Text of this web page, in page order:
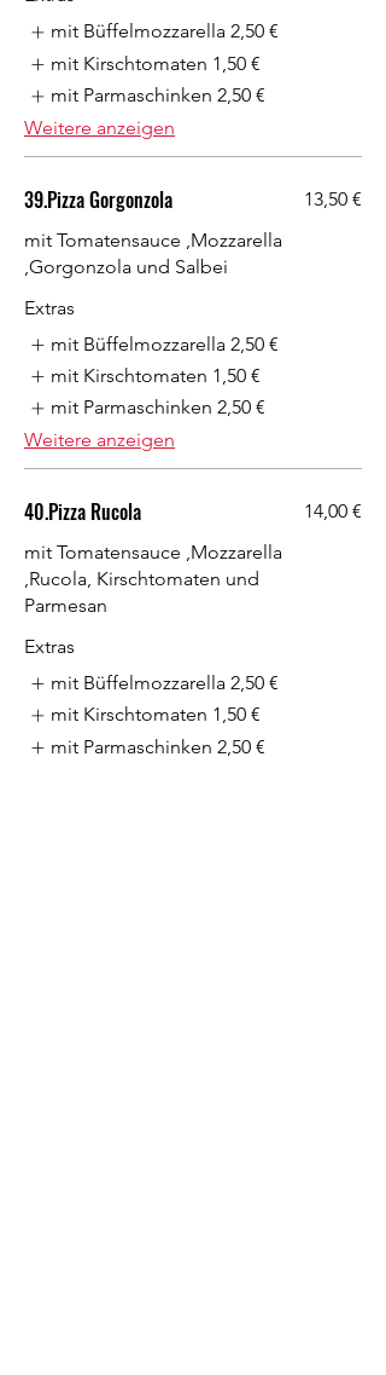
mit Büffelmozzarella 2,50 €
mit Kirschtomaten 1,50 €
mit Parmaschinken 2,50 €
Weitere anzeigen
39.Pizza Gorgonzola
mit Tomatensauce ,Mozzarella
,Gorgonzola und Salbei
13,50 €
Extras
mit Büffelmozzarella 2,50 €
mit Kirschtomaten 1,50 €
mit Parmaschinken 2,50 €
Weitere anzeigen
40.Pizza Rucola
mit Tomatensauce ,Mozzarella
,Rucola, Kirschtomaten und
Parmesan
14,00 €
Extras
mit Büffelmozzarella 2,50 €
mit Kirschtomaten 1,50 €
mit Parmaschinken 2,50 €